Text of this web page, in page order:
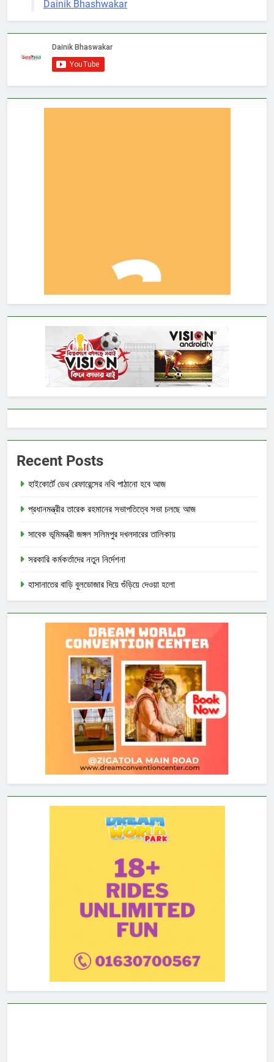
Dainik Bhashwakar
Recent Posts
হাইকোর্টে ডেথ রেফারেন্সের নথি পাঠানো হবে আজ
প্রধানমন্ত্রীর তারেক রহমানের সভাপতিত্বে সভা চলছে আজ
সাবেক ভূমিমন্ত্রী জঙ্গল সলিমপুর দখলদারের তালিকায়
সরকারি কর্মকর্তাদের নতুন নির্দেশনা
হাসানাতের বাড়ি বুলডোজার দিয়ে গুঁড়িয়ে দেওয়া হলো